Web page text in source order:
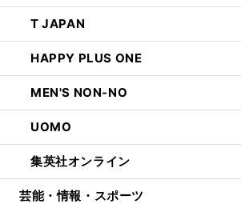
T JAPAN
HAPPY PLUS ONE
MEN'S NON-NO
UOMO
集英社オンライン
芸能・情報・スポーツ